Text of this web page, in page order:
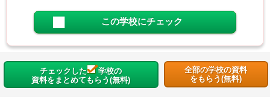
この学校にチェック
チェックした
学校の
資料をまとめてもらう(無料)
全部の学校の資料
をもらう(無料)